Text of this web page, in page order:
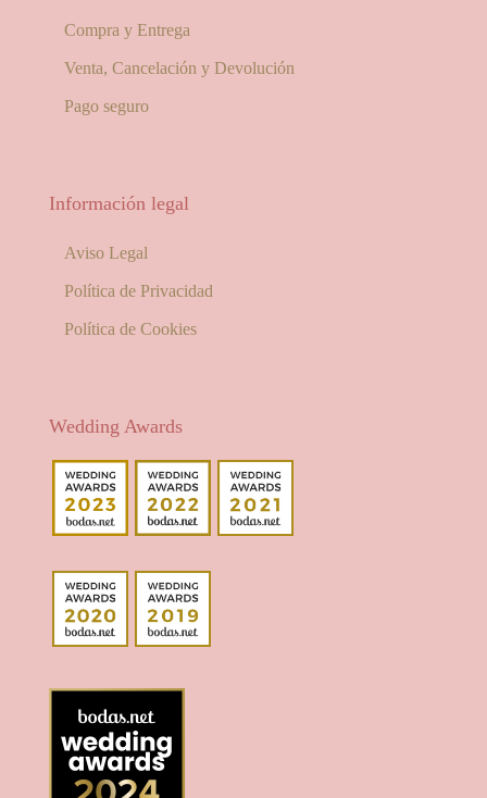
Compra y Entrega
Venta, Cancelación y Devolución
Pago seguro
Información legal
Aviso Legal
Política de Privacidad
Política de Cookies
Wedding Awards